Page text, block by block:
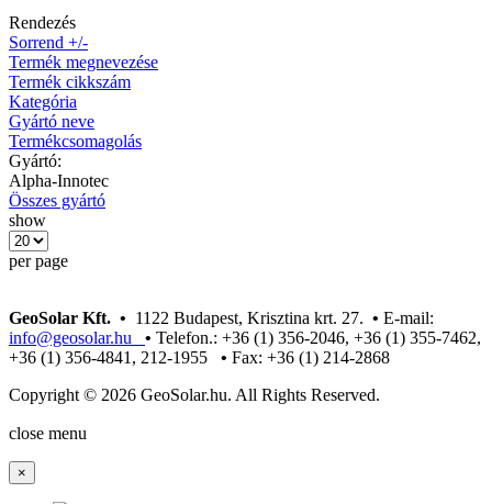
Rendezés
Sorrend +/-
Termék megnevezése
Termék cikkszám
Kategória
Gyártó neve
Termékcsomagolás
Gyártó:
Alpha-Innotec
Összes gyártó
show
per page
GeoSolar Kft. • 1122 Budapest, Krisztina krt. 27. • E-mail:
info@geosolar.hu • Telefon.: +36 (1) 356-2046, +36 (1) 355-7462,
+36 (1) 356-4841, 212-1955 • Fax: +36 (1) 214-2868
Copyright © 2026 GeoSolar.hu. All Rights Reserved.
close menu
×